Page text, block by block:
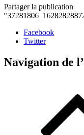
Partager la publication
Facebook
Twitter
Navigation de